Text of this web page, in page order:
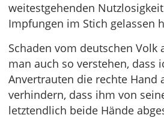
weitestgehenden
Impfungen im Stich gelassen
Schaden vom deutschen Volk
man auch so verstehen, dass
Anvertrauten die rechte Hand
verhindern, dass ihm von
letztendlich beide Hände